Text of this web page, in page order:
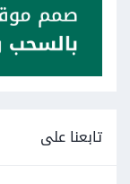
تابعنا على